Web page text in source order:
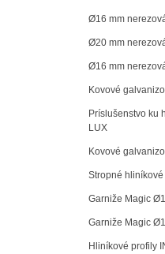
Ø16 mm
Ø20 mm
Ø16 mm
Kovové
Príslušenstvo ku
LUX
Kovové
Stropné
Garniže Magic
Garniže Magic
Hliníkové profily